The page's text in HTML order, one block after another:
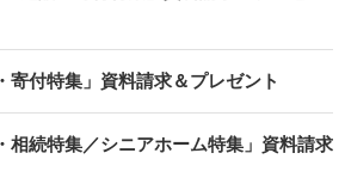
寄付特集」資料請求＆プレゼント
相続特集／シニアホーム特集」資料請求